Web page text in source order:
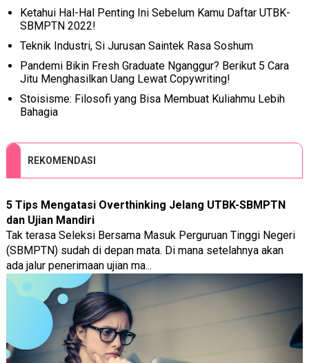
Ketahui Hal-Hal Penting Ini Sebelum Kamu Daftar UTBK-
SBMPTN 2022!
Teknik Industri, Si Jurusan Saintek Rasa Soshum
Pandemi Bikin Fresh Graduate Nganggur? Berikut 5 Cara
Jitu Menghasilkan Uang Lewat Copywriting!
Stoisisme: Filosofi yang Bisa Membuat Kuliahmu Lebih
Bahagia
REKOMENDASI
5 Tips Mengatasi Overthinking Jelang UTBK-SBMPTN
dan Ujian Mandiri
Tak terasa Seleksi Bersama Masuk Perguruan Tinggi Negeri
(SBMPTN) sudah di depan mata. Di mana setelahnya akan
ada jalur penerimaan ujian ma...